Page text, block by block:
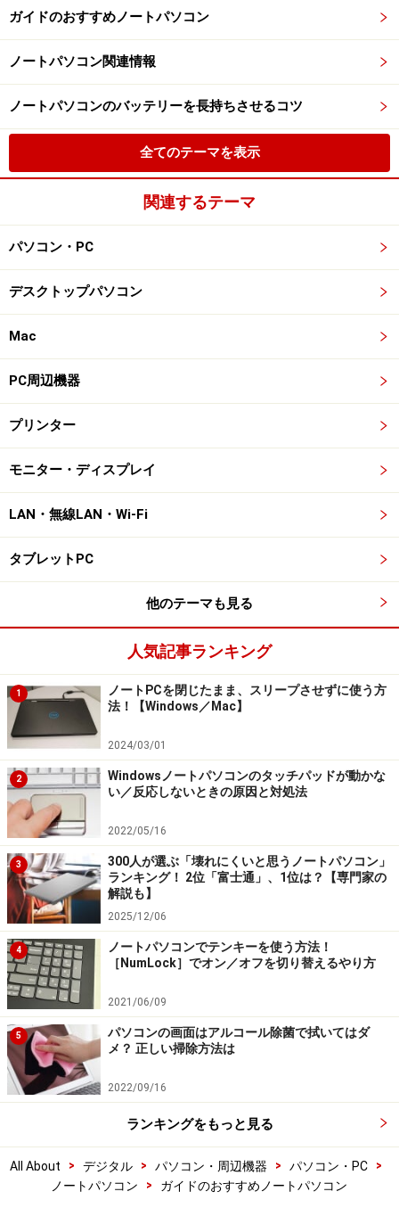
ガイドのおすすめノートパソコン
ノートパソコン関連情報
ノートパソコンのバッテリーを長持ちさせるコツ
全てのテーマを表示
関連するテーマ
パソコン・PC
デスクトップパソコン
Mac
PC周辺機器
プリンター
モニター・ディスプレイ
LAN・無線LAN・Wi-Fi
タブレットPC
他のテーマも見る
人気記事ランキング
1
ノートPCを閉じたまま、スリープさせずに使う方
法！【Windows／Mac】
2024/03/01
2
Windowsノートパソコンのタッチパッドが動かな
い／反応しないときの原因と対処法
2022/05/16
3
300人が選ぶ「壊れにくいと思うノートパソコン」
ランキング！ 2位「富士通」、1位は？【専門家の
解説も】
2025/12/06
4
ノートパソコンでテンキーを使う方法！
［NumLock］でオン／オフを切り替えるやり方
2021/06/09
5
パソコンの画面はアルコール除菌で拭いてはダ
メ？ 正しい掃除方法は
2022/09/16
ランキングをもっと見る
All About > デジタル > パソコン・周辺機器 > パソコン・PC
>
ノートパソコン
> ガイドのおすすめノートパソコン